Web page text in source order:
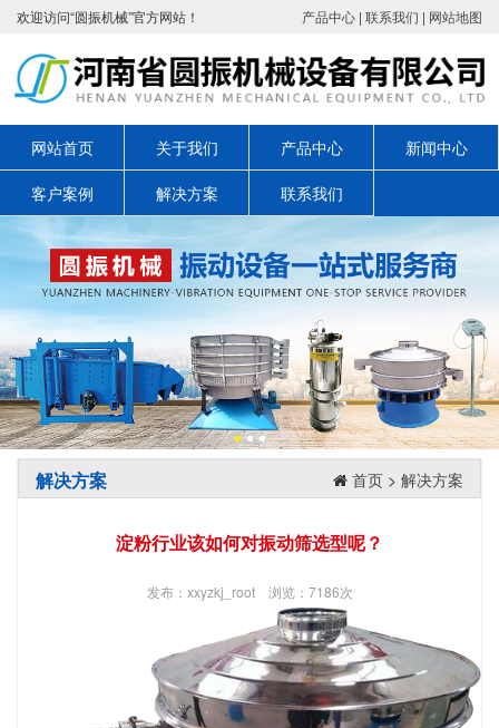
欢迎访问“圆振机械”官方网站！ 产品中心 | 联系我们 | 网站地图
网站首页 关于我们 产品中心 新闻中心
客户案例 解决方案 联系我们
解决方案 首页 > 解决方案
淀粉行业该如何对振动筛选型呢？
发布：xxyzkj_root 浏览：7186次